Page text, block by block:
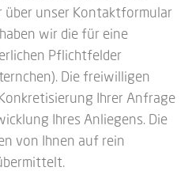
unser Kontaktformular
wir die für eine
Pflichtfelder
Die freiwilligen
Ihrer Anfrage
Ihres Anliegens. Die
von Ihnen auf rein